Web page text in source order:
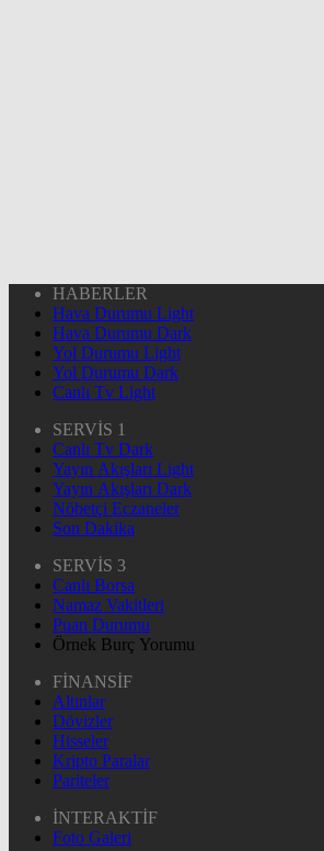
HABERLER
Hava Durumu Light
Hava Durumu Dark
Yol Durumu Light
Yol Durumu Dark
Canlı Tv Light
SERVİS 1
Canlı Tv Dark
Yayın Akışları Light
Yayın Akışları Dark
Nöbetçi Eczaneler
Son Dakika
SERVİS 3
Canlı Borsa
Namaz Vakitleri
Puan Durumu
Örnek Burç Yorumu
FİNANSİF
Altınlar
Dövizler
Hisseler
Kripto Paralar
Pariteler
İNTERAKTİF
Foto Galeri